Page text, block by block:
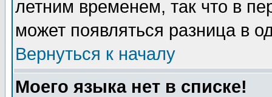
летним временем, так что в
может появляться разница в
Вернуться к началу
Моего языка нет в списке!